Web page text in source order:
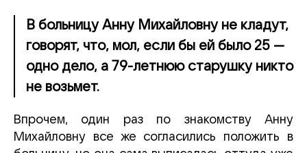
В больницу Анну Михайловну не кладут,
говорят, что, мол, если бы ей было 25 —
одно дело, а 79-летнюю старушку никто
не возьмет.
Впрочем, один раз по знакомству Анну
Михайловну все же согласились положить в